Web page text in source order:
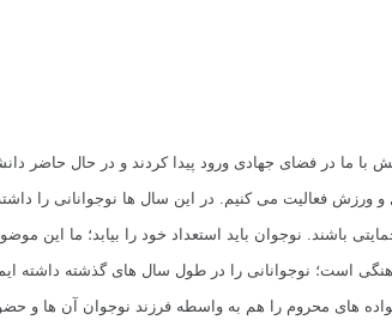
و ورزش فعالیت می کنیم. در این سال ها نوجوانانی را
باشند. نوجوان باید استعداد خود را بیابد؛ ما این
است؛ نوجوانانی را در طول سال های گذشته
های محروم را هم به واسطه فرزند نوجوان آن ها و